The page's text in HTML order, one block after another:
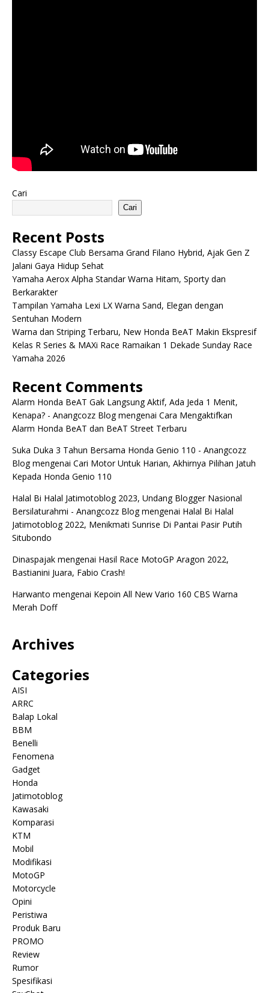
Cari
Cari
Recent Posts
Classy Escape Club Bersama Grand Filano Hybrid, Ajak Gen Z
Jalani Gaya Hidup Sehat
Yamaha Aerox Alpha Standar Warna Hitam, Sporty dan
Berkarakter
Tampilan Yamaha Lexi LX Warna Sand, Elegan dengan
Sentuhan Modern
Warna dan Striping Terbaru, New Honda BeAT Makin Ekspresif
Kelas R Series & MAXi Race Ramaikan 1 Dekade Sunday Race
Yamaha 2026
Recent Comments
Alarm Honda BeAT Gak Langsung Aktif, Ada Jeda 1 Menit,
Kenapa? - Anangcozz Blogmengenai Cara Mengaktifkan
Alarm Honda BeAT dan BeAT Street Terbaru
Suka Duka 3 Tahun Bersama Honda Genio 110 - Anangcozz
Blogmengenai Cari Motor Untuk Harian, Akhirnya Pilihan Jatuh
Kepada Honda Genio 110
Halal Bi Halal Jatimotoblog 2023, Undang Blogger Nasional
Bersilaturahmi - Anangcozz Blogmengenai Halal Bi Halal
Jatimotoblog 2022, Menikmati Sunrise Di Pantai Pasir Putih
Situbondo
Dinaspajak mengenai Hasil Race MotoGP Aragon 2022,
Bastianini Juara, Fabio Crash!
Harwanto mengenai Kepoin All New Vario 160 CBS Warna
Merah Doff
Archives
Categories
AISI
ARRC
Balap Lokal
BBM
Benelli
Fenomena
Gadget
Honda
Jatimotoblog
Kawasaki
Komparasi
KTM
Mobil
Modifikasi
MotoGP
Motorcycle
Opini
Peristiwa
Produk Baru
PROMO
Review
Rumor
Spesifikasi